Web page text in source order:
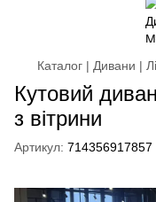
Каталог | Дивани |
Кутовий
з вітрини
Артикул: 714356917857